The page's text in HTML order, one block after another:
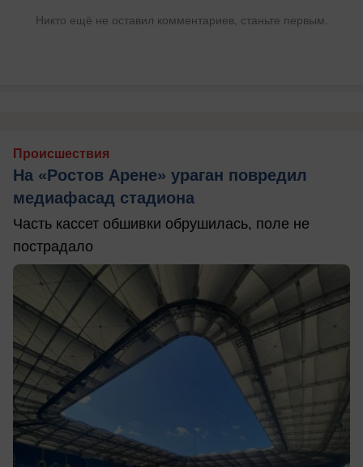
Никто ещё не оставил комментариев, станьте первым.
Происшествия
На «Ростов Арене» ураган повредил
медиафасад стадиона
Часть кассет обшивки обрушилась, поле не
пострадало